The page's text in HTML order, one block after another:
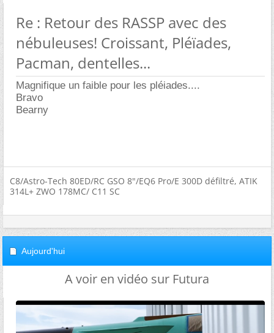
Re : Retour des RASSP avec des
nébuleuses! Croissant, Pléïades,
Pacman, dentelles...
Magnifique un faible pour les pléiades....
Bravo
Bearny
C8/Astro-Tech 80ED/RC GSO 8"/EQ6 Pro/E 300D défiltré, ATIK
314L+ ZWO 178MC/ C11 SC
Aujourd'hui
A voir en vidéo sur Futura